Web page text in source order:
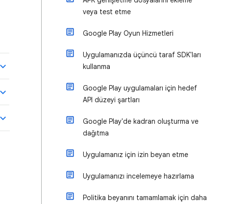
veya test etme
Google Play Oyun Hizmetleri
Uygulamanızda üçüncü taraf SDK'ları
kullanma
Google Play uygulamaları için hedef
API düzeyi şartları
Google Play'de kadran oluşturma ve
dağıtma
Uygulamanız için izin beyan etme
Uygulamanızı incelemeye hazırlama
Politika beyanını tamamlamak için daha